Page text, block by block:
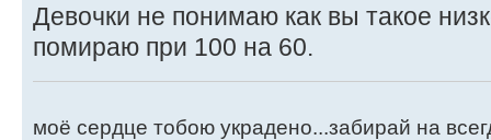
Девочки не понимаю как вы такое
помираю при 100 на 60.
моё сердце тобою украдено...забирай на